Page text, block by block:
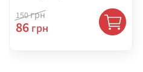
150грн
86 грн